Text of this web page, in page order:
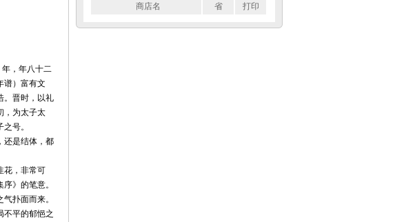
，年八十二
谱）富有文
。晋时，以礼
，为太子太
号。
还是结体，都
花，非常可
》的笔意。
扑面而来。
不平的郁悒之
商店名 省 打印